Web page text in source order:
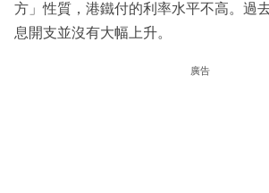
方」性質，港鐵付的利率水平不高。過
息開支並沒有大幅上升。
廣告